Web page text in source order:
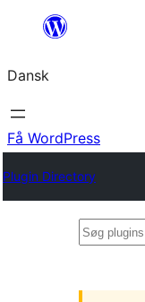
Spring
indhold
Dansk
Få WordPress
Plugin Directory
Søg